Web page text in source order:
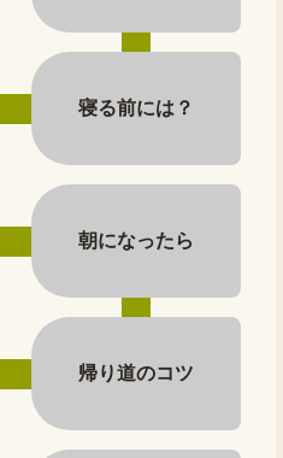
寝る前には？
朝になったら
帰り道のコツ